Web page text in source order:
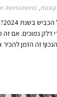
טויוטהטויוטה יאריס
מה
דלק נמוכים. אם
זה הזמן להכיר
ביצועים מרשימים